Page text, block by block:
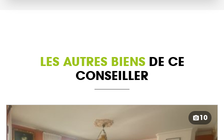
LES AUTRES BIENSDE CE
CONSEILLER
10